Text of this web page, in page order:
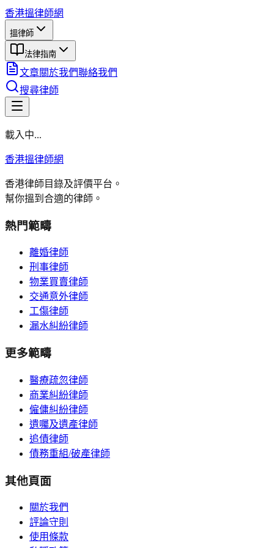
香港搵律師網
搵律師
法律指南
文章關於我們聯絡我們
搜尋律師
載入中...
香港搵律師網
香港律師目錄及評價平台。
幫你搵到合適的律師。
熱門範疇
離婚律師
刑事律師
物業買賣律師
交通意外律師
工傷律師
漏水糾紛律師
更多範疇
醫療疏忽律師
商業糾紛律師
僱傭糾紛律師
遺囑及遺產律師
追債律師
債務重組/破產律師
其他頁面
關於我們
評論守則
使用條款